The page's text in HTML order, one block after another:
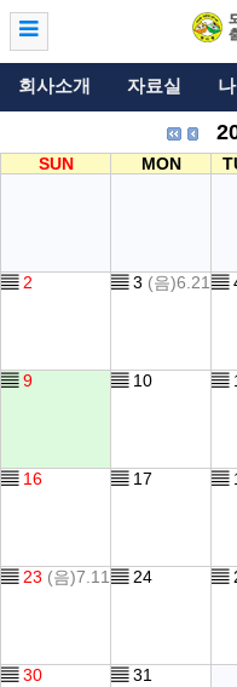
회사소개 자료실
SUN MON
▤ 2 ▤ 3 (음)6.21 ▤
▤ 9 ▤ 10 ▤
▤ 16 ▤ 17 ▤
▤ 23 (음)7.11 ▤ 24 ▤
▤ 30 ▤ 31